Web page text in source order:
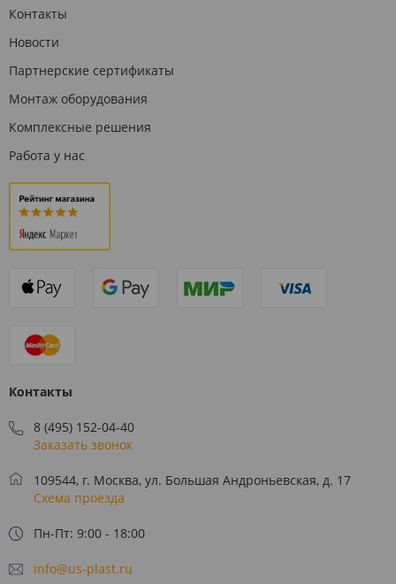
Контакты
Новости
Партнерские сертификаты
Монтаж оборудования
Комплексные решения
Работа у нас
Контакты
8 (495) 152-04-40
Заказать звонок
109544, г. Москва, ул. Большая Андроньевская, д. 17
Схема проезда
Пн-Пт: 9:00 - 18:00
info@us-plast.ru